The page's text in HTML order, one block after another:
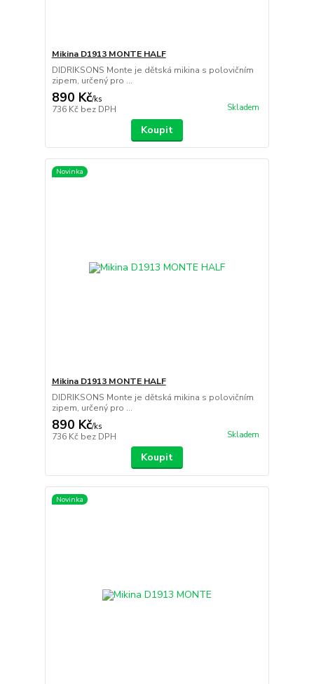
Mikina D1913 MONTE HALF
DIDRIKSONS Monte je dětská mikina s polovičním
zipem, určený pro ...
890 Kč/ks
736 Kč bez DPH Skladem
Koupit
Novinka
Mikina D1913 MONTE HALF
DIDRIKSONS Monte je dětská mikina s polovičním
zipem, určený pro ...
890 Kč/ks
736 Kč bez DPH Skladem
Koupit
Novinka